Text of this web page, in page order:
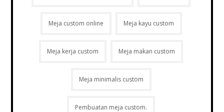
Meja custom online Meja kayu custom
Meja kerja custom Meja makan custom
Meja minimalis custom
Pembuatan meja custom.